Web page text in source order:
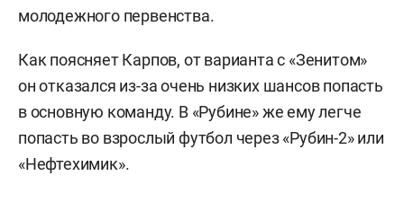
молодежного первенства.
Как поясняет Карпов, от варианта с «Зенитом»
он отказался из-за очень низких шансов попасть
в основную команду. В «Рубине» же ему легче
попасть во взрослый футбол через «Рубин-2» или
«Нефтехимик».